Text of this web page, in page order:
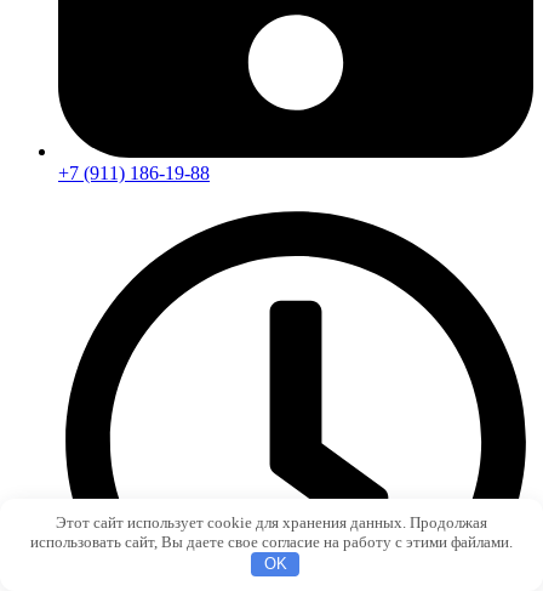
+7 (911) 186-19-88
Этот сайт использует cookie для хранения данных. Продолжая
использовать сайт, Вы даете свое согласие на работу с этими файлами.
OK